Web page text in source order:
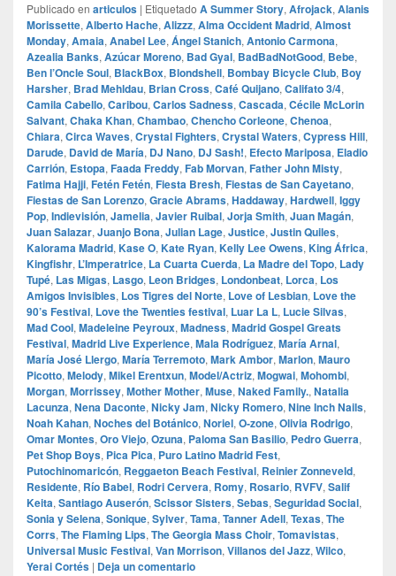
Publicado en articulos | Etiquetado A Summer Story, Afrojack, Alanis
Morissette, Alberto Hache, Alizzz, Alma Occident Madrid, Almost
Monday, Amaia, Anabel Lee, Ángel Stanich, Antonio Carmona,
Azealia Banks, Azúcar Moreno, Bad Gyal, BadBadNotGood, Bebe,
Ben l’Oncle Soul, BlackBox, Blondshell, Bombay Bicycle Club, Boy
Harsher, Brad Mehldau, Brian Cross, Café Quijano, Califato 3/4,
Camila Cabello, Caribou, Carlos Sadness, Cascada, Cécile McLorin
Salvant, Chaka Khan, Chambao, Chencho Corleone, Chenoa,
Chiara, Circa Waves, Crystal Fighters, Crystal Waters, Cypress Hill,
Darude, David de María, DJ Nano, DJ Sash!, Efecto Mariposa, Eladio
Carrión, Estopa, Faada Freddy, Fab Morvan, Father John Misty,
Fatima Hajji, Fetén Fetén, Fiesta Bresh, Fiestas de San Cayetano,
Fiestas de San Lorenzo, Gracie Abrams, Haddaway, Hardwell, Iggy
Pop, Indievisión, Jamelia, Javier Ruibal, Jorja Smith, Juan Magán,
Juan Salazar, Juanjo Bona, Julian Lage, Justice, Justin Quiles,
Kalorama Madrid, Kase O, Kate Ryan, Kelly Lee Owens, King África,
Kingfishr, L’Imperatrice, La Cuarta Cuerda, La Madre del Topo, Lady
Tupé, Las Migas, Lasgo, Leon Bridges, Londonbeat, Lorca, Los
Amigos Invisibles, Los Tigres del Norte, Love of Lesbian, Love the
90’s Festival, Love the Twenties festival, Luar La L, Lucie Silvas,
Mad Cool, Madeleine Peyroux, Madness, Madrid Gospel Greats
Festival, Madrid Live Experience, Mala Rodríguez, María Arnal,
María José Llergo, María Terremoto, Mark Ambor, Marlon, Mauro
Picotto, Melody, Mikel Erentxun, Model/Actriz, Mogwai, Mohombi,
Morgan, Morrissey, Mother Mother, Muse, Naked Family., Natalia
Lacunza, Nena Daconte, Nicky Jam, Nicky Romero, Nine Inch Nails,
Noah Kahan, Noches del Botánico, Noriel, O‑zone, Olivia Rodrigo,
Omar Montes, Oro Viejo, Ozuna, Paloma San Basilio, Pedro Guerra,
Pet Shop Boys, Pica Pica, Puro Latino Madrid Fest,
Putochinomaricón, Reggaeton Beach Festival, Reinier Zonneveld,
Residente, Río Babel, Rodri Cervera, Romy, Rosario, RVFV, Salif
Keita, Santiago Auserón, Scissor Sisters, Sebas, Seguridad Social,
Sonia y Selena, Sonique, Sylver, Tama, Tanner Adell, Texas, The
Corrs, The Flaming Lips, The Georgia Mass Choir, Tomavistas,
Universal Music Festival, Van Morrison, Villanos del Jazz, Wilco,
Yerai Cortés | Deja un comentario